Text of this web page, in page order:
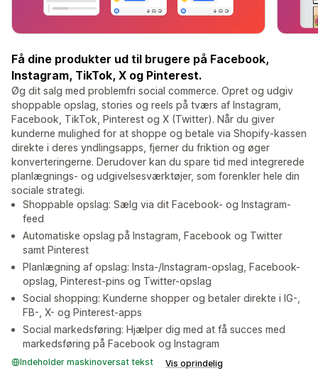
Få dine produkter ud til brugere på Facebook,
Instagram, TikTok, X og Pinterest.
Øg dit salg med problemfri social commerce. Opret og udgiv
shoppable opslag, stories og reels på tværs af Instagram,
Facebook, TikTok, Pinterest og X (Twitter). Når du giver
kunderne mulighed for at shoppe og betale via Shopify-kassen
direkte i deres yndlingsapps, fjerner du friktion og øger
konverteringerne. Derudover kan du spare tid med integrerede
planlægnings- og udgivelsesværktøjer, som forenkler hele din
sociale strategi.
Shoppable opslag: Sælg via dit Facebook- og Instagram-
feed
Automatiske opslag på Instagram, Facebook og Twitter
samt Pinterest
Planlægning af opslag: Insta-/Instagram-opslag, Facebook-
opslag, Pinterest-pins og Twitter-opslag
Social shopping: Kunderne shopper og betaler direkte i IG-,
FB-, X- og Pinterest-apps
Social markedsføring: Hjælper dig med at få succes med
markedsføring på Facebook og Instagram
Indeholder maskinoversat tekst Vis oprindelig